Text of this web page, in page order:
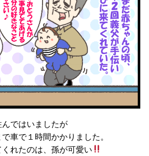
ではいましたが
車で１時間かかりました。
れたのは、孫が可愛い